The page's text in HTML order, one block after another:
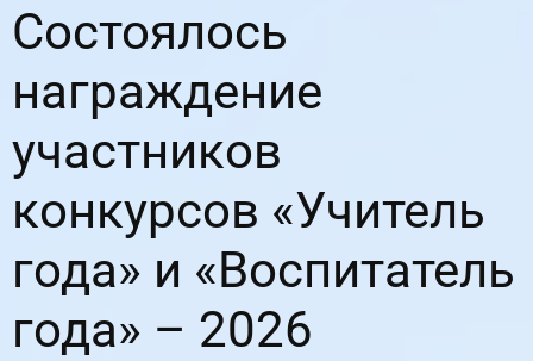
Состоялось
награждение
участников
конкурсов «Учитель
года» и «Воспитатель
года» – 2026